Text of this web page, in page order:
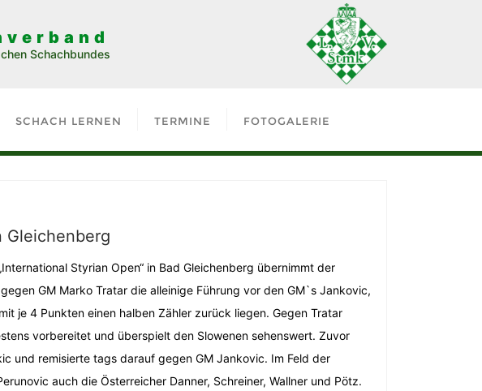
Schachbundes
SCHACH LERNEN TERMINE FOTOGALERIE
Gleichenberg
Styrian Open“ in Bad Gleichenberg übernimmt der
GM Marko Tratar die alleinige Führung vor den GM`s Jankovic,
je 4 Punkten einen halben Zähler zurück liegen. Gegen Tratar
vorbereitet und überspielt den Slowenen sehenswert. Zuvor
und remisierte tags darauf gegen GM Jankovic. Im Feld der
auch die Österreicher Danner, Schreiner, Wallner und Pötz.